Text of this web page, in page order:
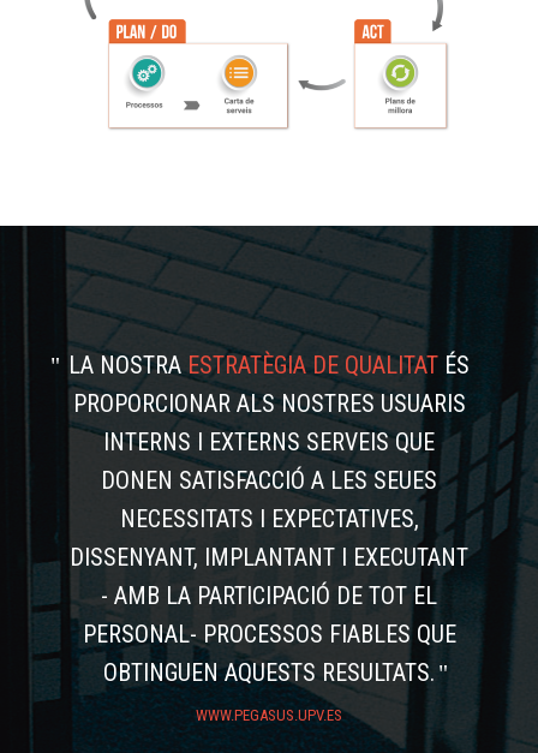
LA NOSTRAESTRATÈGIA DE QUALITAT ÉS
PROPORCIONAR ALS NOSTRES USUARIS
INTERNS I EXTERNS SERVEIS QUE
DONEN SATISFACCIÓ A LES SEUES
NECESSITATS I EXPECTATIVES,
DISSENYANT, IMPLANTANT I EXECUTANT
- AMB LA PARTICIPACIÓ DE TOT EL
PERSONAL- PROCESSOS FIABLES QUE
OBTINGUEN AQUESTS RESULTATS.
WWW.PEGASUS.UPV.ES